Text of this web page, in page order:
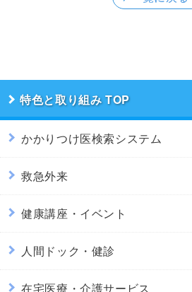
特色と取り組み
かかりつけ医検索システム
救急外来
健康講座・イベント
人間ドック・健診
在宅医療・介護サービス